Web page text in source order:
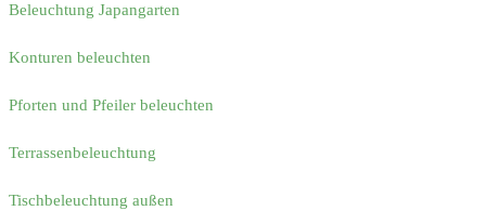
Beleuchtung Japangarten
Konturen beleuchten
Pforten und Pfeiler beleuchten
Terrassenbeleuchtung
Tischbeleuchtung außen